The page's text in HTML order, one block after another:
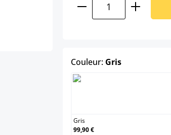
Couleur: Grisselect
Gris
99,90 €